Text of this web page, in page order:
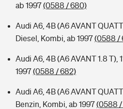
ab 1997(0588 / 680)
Audi A6, 4B (A6 AVANT
Diesel, Kombi, ab 1997(0588 /
Audi A6, 4B (A6 AVANT 1.8 T),
1997(0588 / 682)
Audi A6, 4B (A6 AVANT
Benzin, Kombi, ab 1997(0588 /